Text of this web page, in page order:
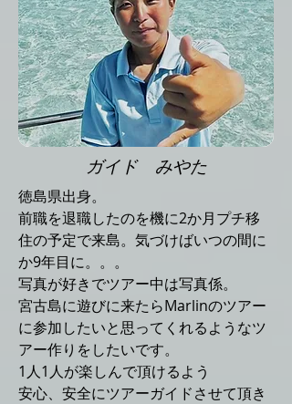
ガイド みやた
徳島県出身。
前職を退職したのを機に2か月プチ移
住の予定で来島。気づけばいつの間に
か9年目に。。。
写真が好きでツアー中は写真係。
宮古島に遊びに来たらMarlinのツアー
に参加したいと思ってくれるようなツ
アー作りをしたいです。
1人1人が楽しんで頂けるよう
安心、安全にツアーガイドさせて頂き